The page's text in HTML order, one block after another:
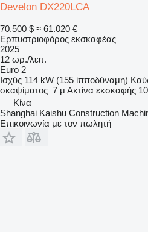
Develon DX220LCA
70.500 $ ≈ 61.020 €
Ερπυστριοφόρος εκσκαφέας
2025
12 ωρ./λειτ.
Euro 2
Ισχύς 114 kW (155 ίπποδύναμη)
σκαψίματος 7 μ Ακτίνα εκσκαφής
Κίνα
Shanghai Kaishu Construction
Επικοινωνία με τον πωλητή